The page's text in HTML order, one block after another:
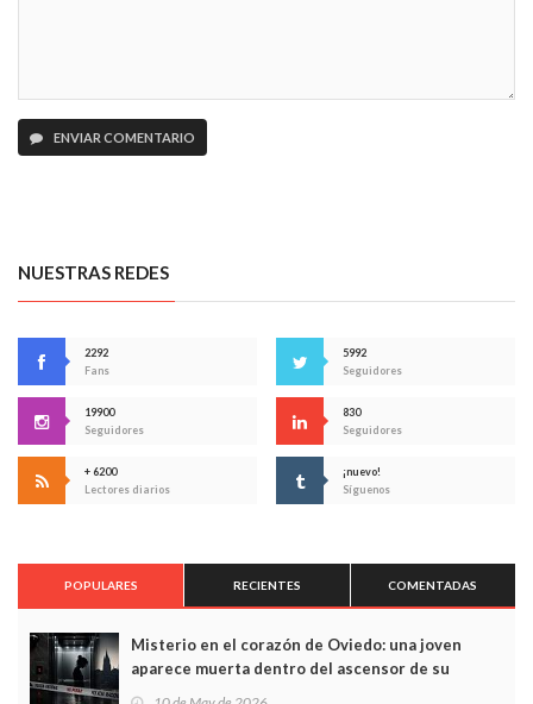
ENVIAR COMENTARIO
NUESTRAS REDES
2292
Fans
5992
Seguidores
19900
Seguidores
830
Seguidores
+ 6200
Lectores diarios
¡nuevo!
Síguenos
POPULARES RECIENTES COMENTADAS
Misterio en el corazón de Oviedo: una joven
aparece muerta dentro del ascensor de su
edificio y las cámaras captan sus últimos minutos